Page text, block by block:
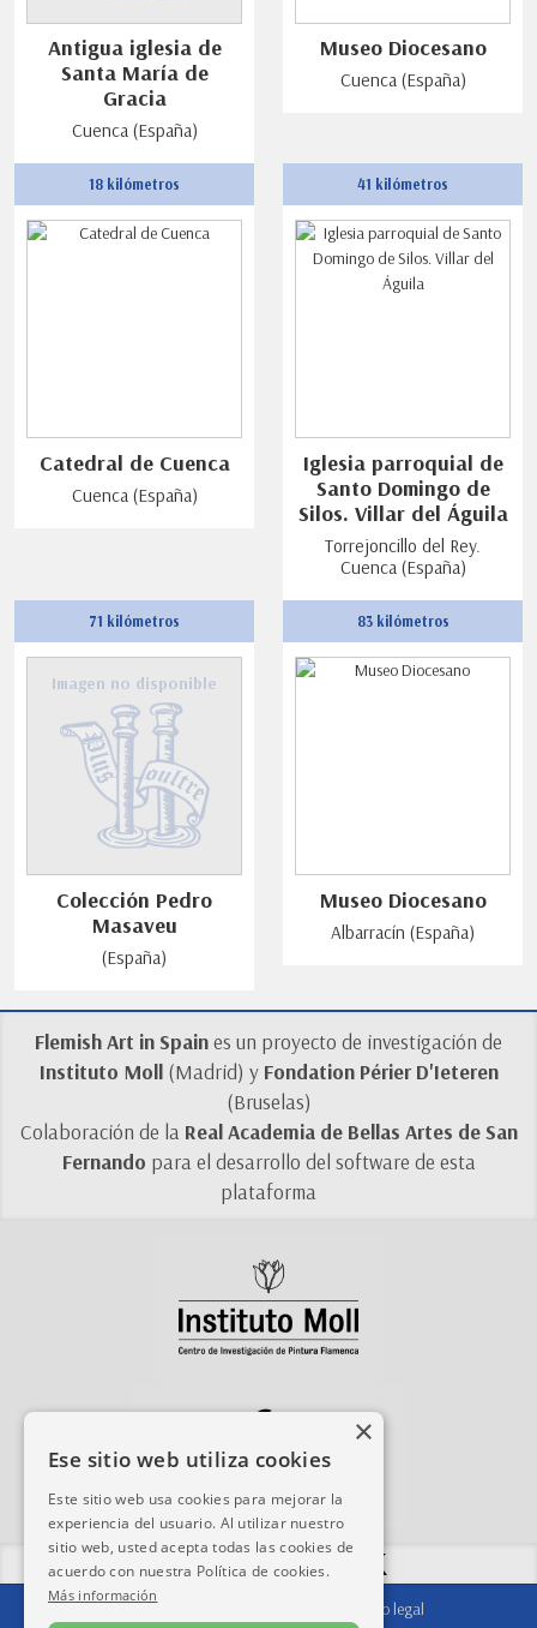
Antigua iglesia de
Santa María de
Gracia
Cuenca (España)
Museo Diocesano
Cuenca (España)
18 kilómetros
Catedral de Cuenca
Cuenca (España)
41 kilómetros
Iglesia parroquial de
Santo Domingo de
Silos. Villar del Águila
Torrejoncillo del Rey.
Cuenca (España)
71 kilómetros
Imagen no disponible
Colección Pedro
Masaveu
(España)
83 kilómetros
Museo Diocesano
Albarracín (España)
Flemish Art in Spaines un proyecto de investigación de
Instituto Moll(Madrid) y Fondation Périer D'Ieteren
(Bruselas)
Colaboración de la Real Academia de Bellas Artes de San
Fernando para el desarrollo del software de esta
plataforma
Compartir esta web:
Contacto Aviso legal
×
Ese sitio web utiliza cookies
Este sitio web usa cookies para mejorar la
experiencia del usuario. Al utilizar nuestro
sitio web, usted acepta todas las cookies de
acuerdo con nuestra Política de cookies.
Más información